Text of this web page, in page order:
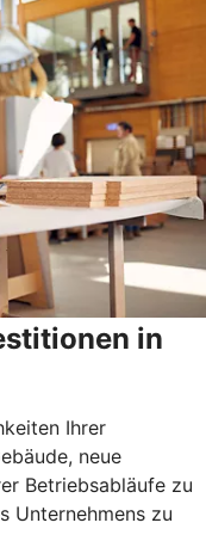
in
Ihrer
neue
Betriebsabläufe zu
Unternehmens zu